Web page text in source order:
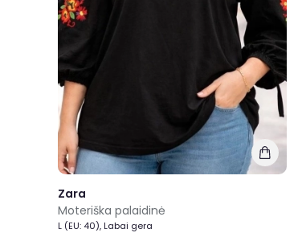
Zara
Moteriška palaidinė
L (EU: 40), Labai gera